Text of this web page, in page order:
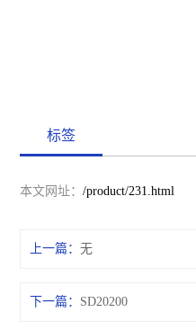
标签
本文网址：/product/231.html
上一篇：无
下一篇： SD20200